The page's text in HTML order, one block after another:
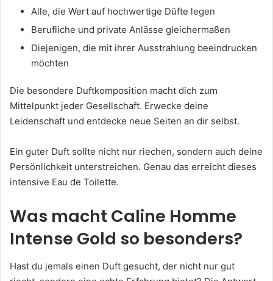
Alle, die Wert auf hochwertige Düfte legen
Berufliche und private Anlässe gleichermaßen
Diejenigen, die mit ihrer Ausstrahlung beeindrucken
möchten
Die besondere Duftkomposition macht dich zum
Mittelpunkt jeder Gesellschaft. Erwecke deine
Leidenschaft und entdecke neue Seiten an dir selbst.
Ein guter Duft sollte nicht nur riechen, sondern auch deine
Persönlichkeit unterstreichen. Genau das erreicht dieses
intensive Eau de Toilette.
Was macht Caline Homme
Intense Gold so besonders?
Hast du jemals einen Duft gesucht, der nicht nur gut